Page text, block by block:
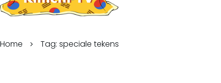
Home Tag: speciale tekens